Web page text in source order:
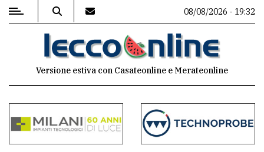
MENU
commenti
Contenuti
08/08/2026 - 19:32
Versione estiva con Casateonline e Merateonline